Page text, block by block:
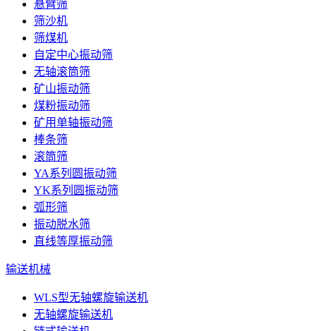
悬臂筛
筛沙机
筛煤机
自定中心振动筛
无轴滚筒筛
矿山振动筛
煤粉振动筛
矿用单轴振动筛
棒条筛
滚筒筛
YA系列圆振动筛
YK系列圆振动筛
弧形筛
振动脱水筛
直线等厚振动筛
输送机械
WLS型无轴螺旋输送机
无轴螺旋输送机